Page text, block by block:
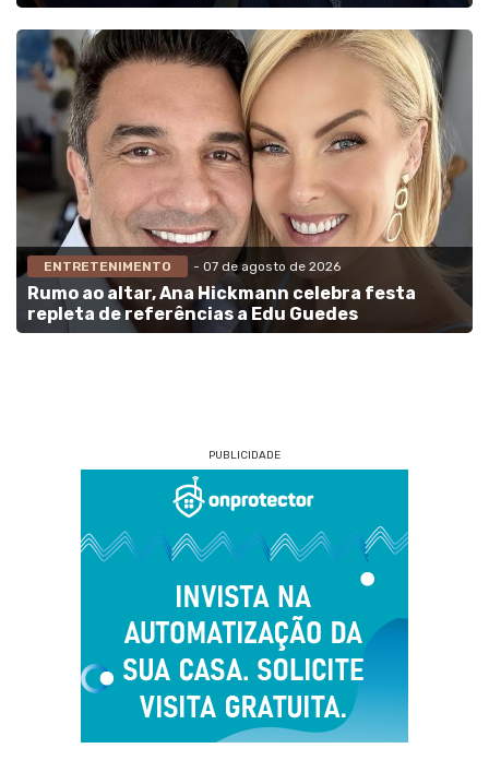
ENTRETENIMENTO - 07 de agosto de 2026
Rumo ao altar, Ana Hickmann celebra festa
repleta de referências a Edu Guedes
PUBLICIDADE